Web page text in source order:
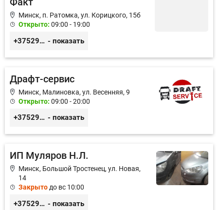
Минск, п. Ратомка, ул. Корицкого, 15б
Открыто: 09:00 - 19:00
+375296164952 - показать
Драфт-сервис
Минск, Малиновка, ул. Весенняя, 9
Открыто: 09:00 - 20:00
+375296242404 - показать
ИП Муляров Н.Л.
Минск, Большой Тростенец, ул. Новая,
14
Закрытодо вс 10:00
+375299487455 - показать